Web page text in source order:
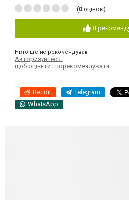
(0 оцінок)
Я
Ніхто ще не рекомендував
Авторизуйтесь ,
щоб оцінити і порекомендувати
Reddit Telegram
WhatsApp